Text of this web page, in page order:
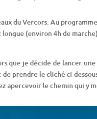
du Vercors. Au
(environ 4h de
que je décide de lancer
de prendre le cliché ci-
apercevoir le chemin qui y